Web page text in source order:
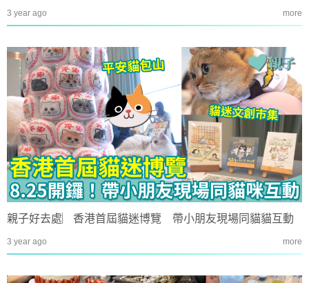
3 year ago more
親子好去處︳香港首屆貓迷博覽 帶小朋友現場同貓貓互動
3 year ago more